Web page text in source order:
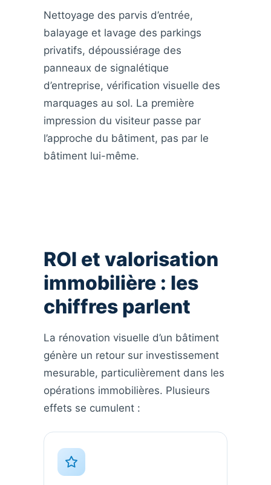
Nettoyage des parvis d’entrée,
balayage et lavage des parkings
privatifs, dépoussiérage des
panneaux de signalétique
d’entreprise, vérification visuelle des
marquages au sol. La première
impression du visiteur passe par
l’approche du bâtiment, pas par le
bâtiment lui-même.
ROI et valorisation
immobilière : les
chiffres parlent
La rénovation visuelle d’un bâtiment
génère un retour sur investissement
mesurable, particulièrement dans les
opérations immobilières. Plusieurs
effets se cumulent :